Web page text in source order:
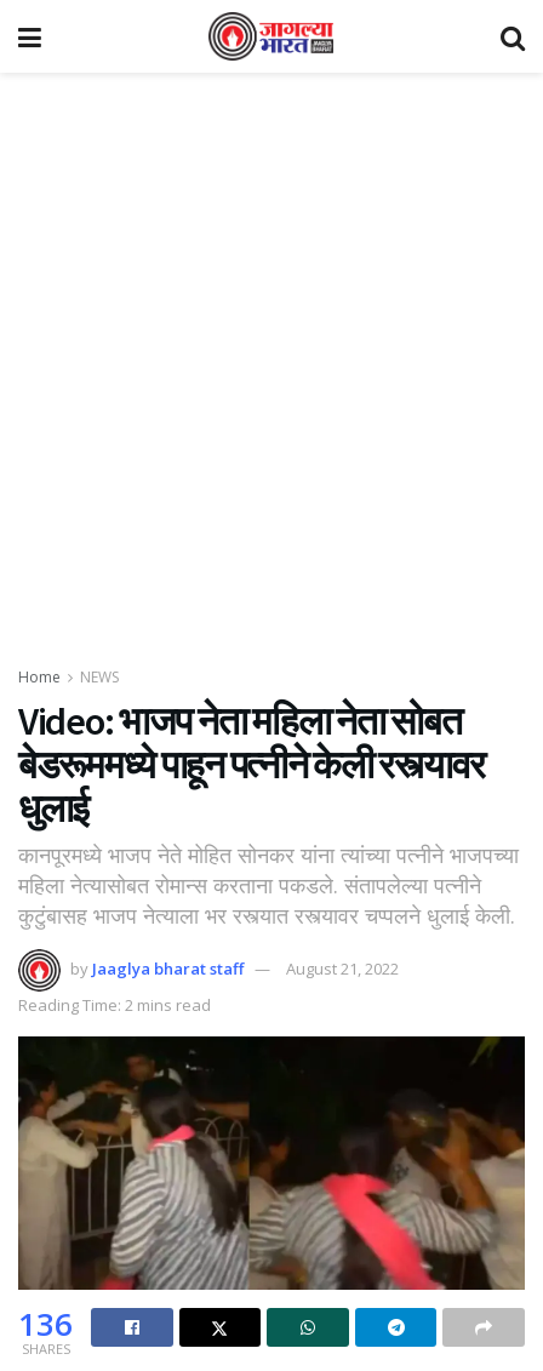
Home NEWS
Video: भाजप नेता महिला नेता सोबत
बेडरूममध्ये पाहून पत्नीने केली रस्त्यावर
धुलाई
कानपूरमध्ये भाजप नेते मोहित सोनकर यांना त्यांच्या पत्नीने भाजपच्या
महिला नेत्यासोबत रोमान्स करताना पकडले. संतापलेल्या पत्नीने
कुटुंबासह भाजप नेत्याला भर रस्त्यात रस्त्यावर चप्पलने धुलाई केली.
by Jaaglya bharat staff
August 21, 2022
Reading Time: 2 mins read
136
SHARES